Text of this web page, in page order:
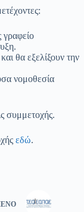
θα εξελίξουν την
νομοθεσία
συμμετοχής.
εδώ.